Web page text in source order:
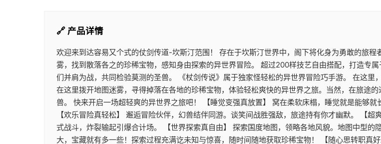
🔗 产品详情
欢迎来到达容易又个式的仗剑传道-坎斯汀范围！ 存在于坎斯汀世界中，阁下将化身为勇敢的旅
雾，找到散落各之的珍稀宝物，感知身由探索的异世界冒险。 超过200样技艺自由搭配，打造专
们并肩为战，共同检验莫测的圣兽。 《杖剑传说》属于独家怪轻松的异世界冒险巧手游。 在这
在这里拨开地图迷雾，寻得掉落在各地的珍稀宝物，体验轻松爽快的异世界之旅。当然，在旅途
兽。 快来开启一场超轻爽的异世界之旅吧！ 【睡觉变强真放置】 窝在柔软床榻，睡觉就是能够
【欢乐冒险真轻松】 邂逅冒险伙伴，幻兽结伴同游。谈笑间战胜强敌，旅途持有你才幽默。 【
式战斗，炸裂输起引爆合计场。 【世界探索真自由】 探索国度地图，领略各地风貌。地图中型
大，宝藏就有多一些！探索过程充满讫未知与惊喜，随时间随地获取珍稀宝物！ 【随心思转职真